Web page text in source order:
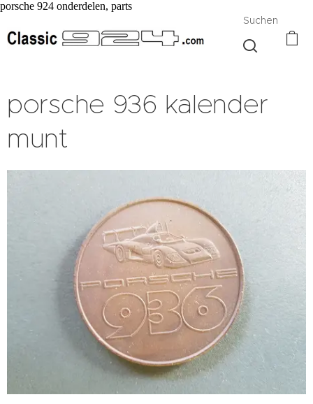
porsche 924 onderdelen, parts
Suchen
porsche 936 kalender
munt